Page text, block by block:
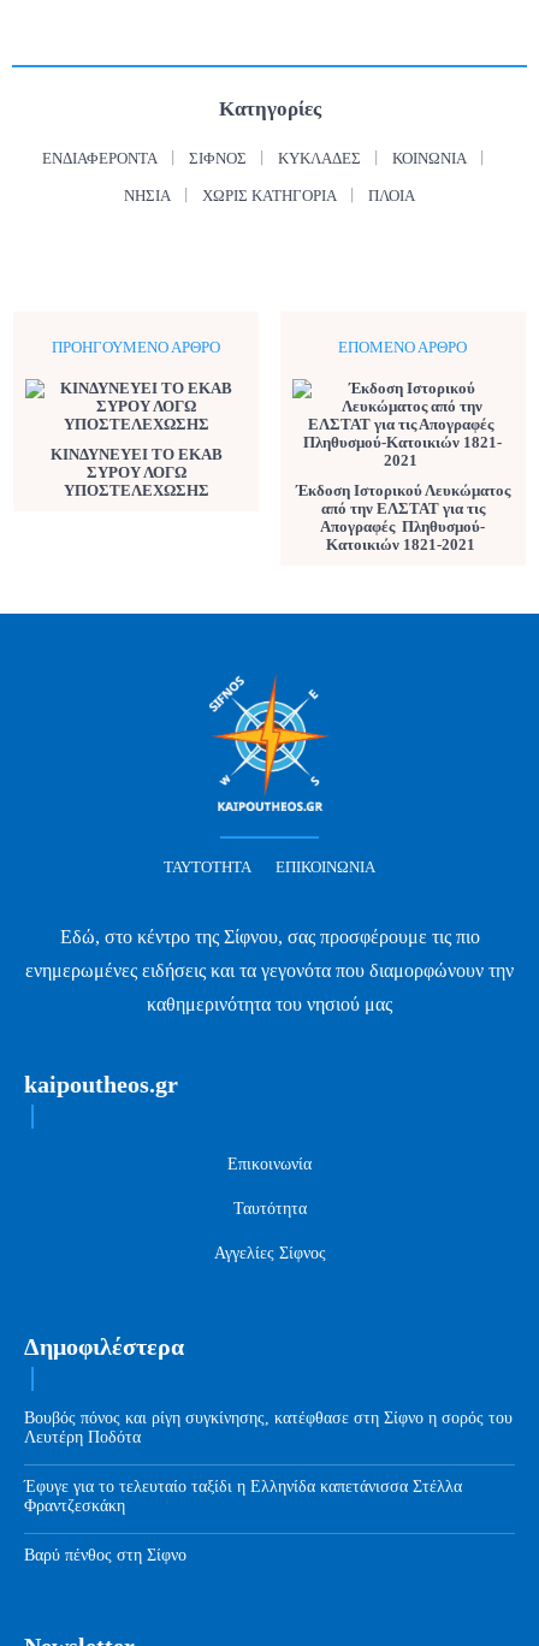
Κατηγορίες
ΕΝΔΙΑΦΈΡΟΝΤΑ ΣΊΦΝΟΣ ΚΥΚΛΆΔΕΣ ΚΟΙΝΩΝΊΑ
ΝΗΣΙΆ ΧΩΡΊΣ ΚΑΤΗΓΟΡΊΑ ΠΛΟΊΑ
ΠΡΟΗΓΟΎΜΕΝΟ ΆΡΘΡΟ
ΚΙΝΔΥΝΕΥΕΙ ΤΟ ΕΚΑΒ
ΣΥΡΟΥ ΛΟΓΩ
ΥΠΟΣΤΕΛΕΧΩΣΗΣ
ΕΠΌΜΕΝΟ ΆΡΘΡΟ
Έκδοση Ιστορικού Λευκώματος
από την ΕΛΣΤΑΤ για τις
Απογραφές Πληθυσμού-
Κατοικιών 1821-2021
ΤΑΥΤΌΤΗΤΑ ΕΠΙΚΟΙΝΩΝΊΑ
Εδώ, στο κέντρο της Σίφνου, σας προσφέρουμε τις πιο
ενημερωμένες ειδήσεις και τα γεγονότα που διαμορφώνουν την
καθημερινότητα του νησιού μας
kaipoutheos.gr
Επικοινωνία
Ταυτότητα
Αγγελίες Σίφνος
Δημοφιλέστερα
Βουβός πόνος και ρίγη συγκίνησης, κατέφθασε στη Σίφνο η σορός του
Λευτέρη Ποδότα
Έφυγε για το τελευταίο ταξίδι η Ελληνίδα καπετάνισσα Στέλλα
Φραντζεσκάκη
Βαρύ πένθος στη Σίφνο